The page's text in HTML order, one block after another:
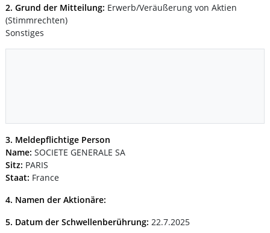
2. Grund der Mitteilung: Erwerb/Veräußerung von Aktien
(Stimmrechten)
Sonstiges
3. Meldepflichtige Person
Name: SOCIETE GENERALE SA
Sitz: PARIS
Staat: France
4. Namen der Aktionäre:
5. Datum der Schwellenberührung: 22.7.2025